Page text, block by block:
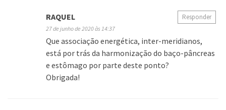
RAQUEL
27 de junho de 2020 às 14:37
Que associação energética, inter-meridianos,
está por trás da harmonização do baço-pâncreas
e estômago por parte deste ponto?
Obrigada!
Responder